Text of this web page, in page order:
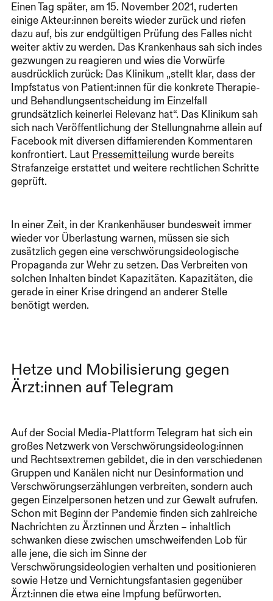
Einen Tag später, am 15. November 2021, ruderten
einige Akteur:innen bereits wieder zurück und riefen
dazu auf, bis zur endgültigen Prüfung des Falles nicht
weiter aktiv zu werden. Das Krankenhaus sah sich indes
gezwungen zu reagieren und wies die Vorwürfe
ausdrücklich zurück: Das Klinikum „stellt klar, dass der
Impfstatus von Patient:innen für die konkrete Therapie-
und Behandlungsentscheidung im Einzelfall
grundsätzlich keinerlei Relevanz hat“. Das Klinikum sah
sich nach Veröffentlichung der Stellungnahme allein auf
Facebook mit diversen diffamierenden Kommentaren
konfrontiert. Laut Pressemitteilung wurde bereits
Strafanzeige erstattet und weitere rechtlichen Schritte
geprüft.
In einer Zeit, in der Krankenhäuser bundesweit immer
wieder vor Überlastung warnen, müssen sie sich
zusätzlich gegen eine verschwörungsideologische
Propaganda zur Wehr zu setzen. Das Verbreiten von
solchen Inhalten bindet Kapazitäten. Kapazitäten, die
gerade in einer Krise dringend an anderer Stelle
benötigt werden.
Hetze und Mobilisierung gegen
Ärzt:innen auf Telegram
Auf der Social Media-Plattform Telegram hat sich ein
großes Netzwerk von Verschwörungsideolog:innen
und Rechtsextremen gebildet, die in den verschiedenen
Gruppen und Kanälen nicht nur Desinformation und
Verschwörungserzählungen verbreiten, sondern auch
gegen Einzelpersonen hetzen und zur Gewalt aufrufen.
Schon mit Beginn der Pandemie finden sich zahlreiche
Nachrichten zu Ärztinnen und Ärzten – inhaltlich
schwanken diese zwischen umschweifenden Lob für
alle jene, die sich im Sinne der
Verschwörungsideologien verhalten und positionieren
sowie Hetze und Vernichtungsfantasien gegenüber
Ärzt:innen die etwa eine Impfung befürworten.